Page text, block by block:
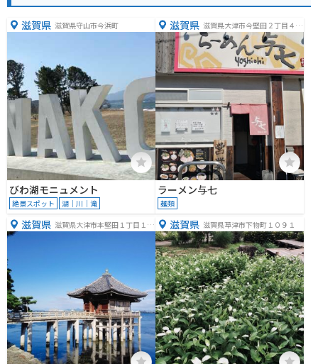
滋賀県 滋賀県守山市今浜町
びわ湖モニュメント
絶景スポット 湖｜川｜滝
滋賀県 滋賀県大津市今堅田２丁目４０
−２５
ラーメン与七
麺類
滋賀県 滋賀県大津市本堅田１丁目１６
滋賀県 滋賀県草津市下物町１０９１